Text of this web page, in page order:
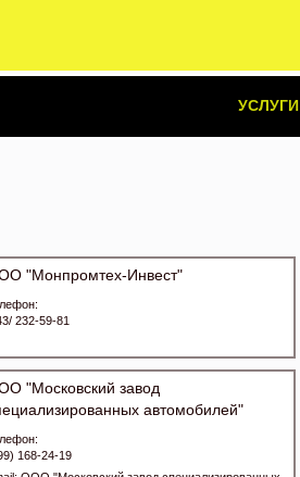
УСЛУГИ
"Монпромтех-Инвест"
232-59-81
"Московский завод
автомобилей"
168-24-19